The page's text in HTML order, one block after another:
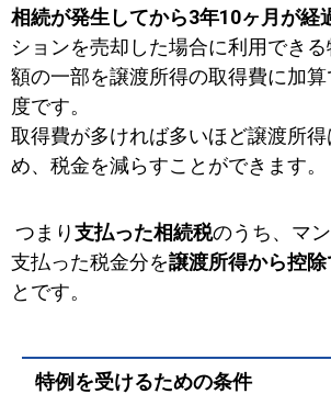
相続が発生してから3年10ヶ月が経
ションを売却した場合に利用でき
額の一部を譲渡所得の取得費に加
度です。
取得費が多ければ多いほど譲渡所
め、税金を減らすことができます。
つまり支払った相続税のうち、マ
支払った税金分を譲渡所得から控除
とです。
特例を受けるための条件